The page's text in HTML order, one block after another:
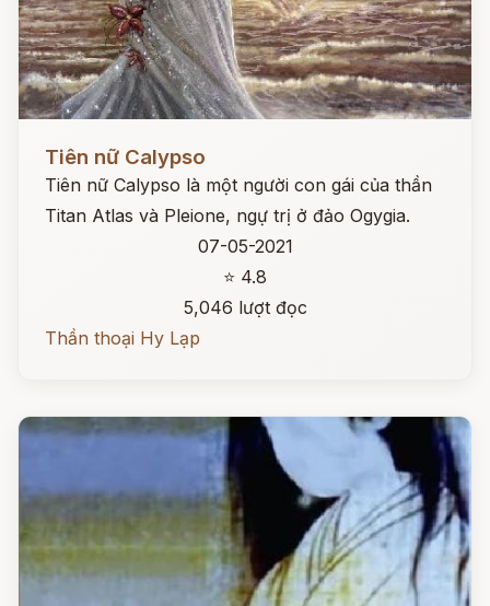
Tiên nữ Calypso
Tiên nữ Calypso là một người con gái của thần
Titan Atlas và Pleione, ngự trị ở đảo Ogygia.
07-05-2021
⭐ 4.8
5,046 lượt đọc
Thần thoại Hy Lạp